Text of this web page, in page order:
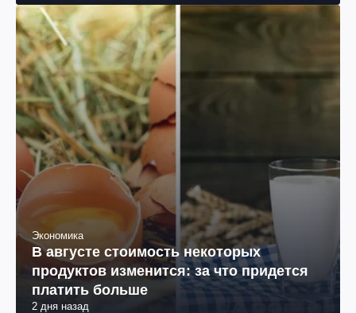
Экономика
В августе стоимость некоторых
продуктов изменится: за что придется
платить больше
2 дня назад